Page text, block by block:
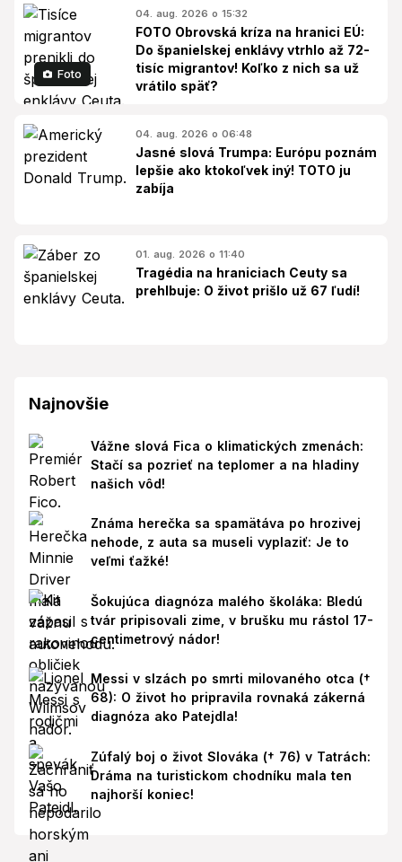
Foto
04. aug. 2026 o 15:32
FOTO Obrovská kríza na hranici EÚ:
Do španielskej enklávy vtrhlo až 72-
tisíc migrantov! Koľko z nich sa už
vrátilo späť?
04. aug. 2026 o 06:48
Jasné slová Trumpa: Európu poznám
lepšie ako ktokoľvek iný! TOTO ju
zabíja
01. aug. 2026 o 11:40
Tragédia na hraniciach Ceuty sa
prehlbuje: O život prišlo už 67 ľudí!
Najnovšie
Vážne slová Fica o klimatických zmenách:
Stačí sa pozrieť na teplomer a na hladiny
našich vôd!
Známa herečka sa spamätáva po hrozivej
nehode, z auta sa museli vyplaziť: Je to
veľmi ťažké!
Šokujúca diagnóza malého školáka: Bledú
tvár pripisovali zime, v brušku mu rástol 17-
centimetrový nádor!
Messi v slzách po smrti milovaného otca (†
68): O život ho pripravila rovnaká zákerná
diagnóza ako Patejdla!
Zúfalý boj o život Slováka († 76) v Tatrách:
Dráma na turistickom chodníku mala ten
najhorší koniec!